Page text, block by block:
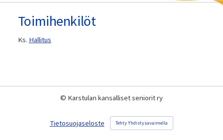
Toimihenkilöt
Ks. Hallitus
© Karstulan kansalliset seniorit ry
Tietosuojaseloste Tehty Yhdistysavaimella